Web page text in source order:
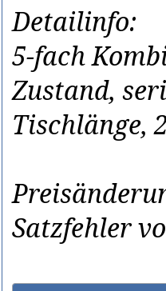
Detailinfo:
5-fach
Zustand,
Tischlänge,
Satzfehler